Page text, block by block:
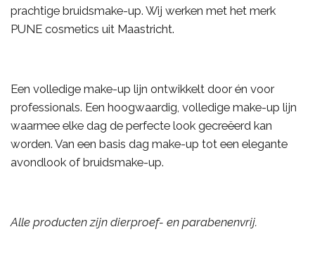
prachtige bruidsmake-up. Wij werken met het merk
PUNE cosmetics uit Maastricht.
Een volledige make-up lijn ontwikkelt door én voor
professionals. Een hoogwaardig, volledige make-up lijn
waarmee elke dag de perfecte look gecreëerd kan
worden. Van een basis dag make-up tot een elegante
avondlook of bruidsmake-up.
Alle producten zijn dierproef- en parabenenvrij.